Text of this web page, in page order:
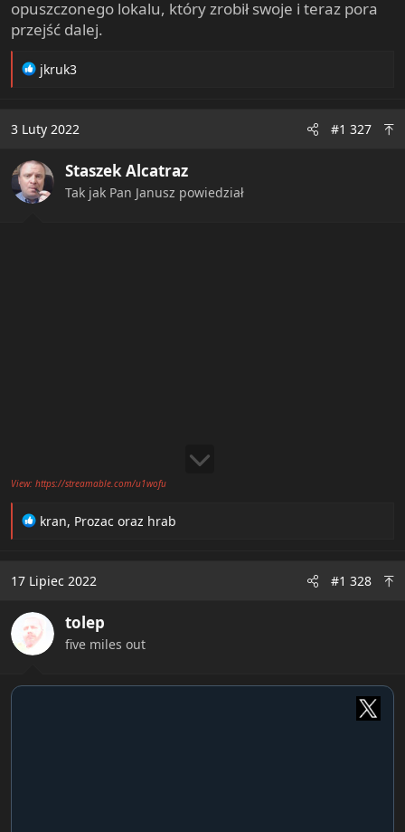
opuszczonego lokalu, który zrobił swoje i teraz pora
przejść dalej.
R
t
o
n
s
jkruk3
3 Luty 2022 #1 327
Staszek Alcatraz
Tak jak Pan Janusz powiedział
View: https://streamable.com/u1wofu
R
t
o
n
s
kran, Prozac oraz hrab
17 Lipiec 2022 #1 328
tolep
five miles out